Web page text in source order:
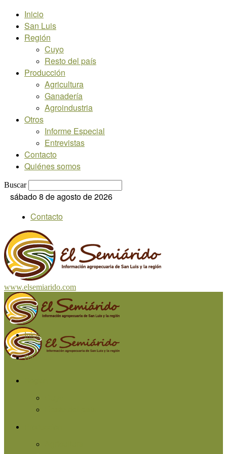
Inicio
San Luis
Región
Cuyo
Resto del país
Producción
Agricultura
Ganadería
Agroindustria
Otros
Informe Especial
Entrevistas
Contacto
Quiénes somos
Buscar
sábado 8 de agosto de 2026
Contacto
www.elsemiarido.com
Inicio
San Luis